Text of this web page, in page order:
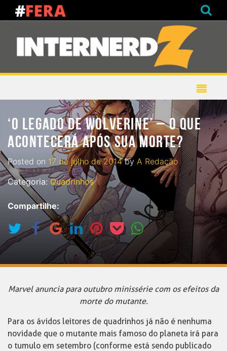
‘O LEGADO DE WOLVERINE’ – O QUE
ACONTECERÁ APÓS SUA MORTE?
Posted on 17 de julho de 2014by A Redação
Categoria:Quadrinhos
Compartilhe:
Marvel anuncia para outubro minissérie com os efeitos da
morte do mutante.
Para os ávidos leitores de quadrinhos já não é nenhuma
novidade que o mutante mais famoso do planeta irá para
o tumulo em setembro (conforme está sendo publicado